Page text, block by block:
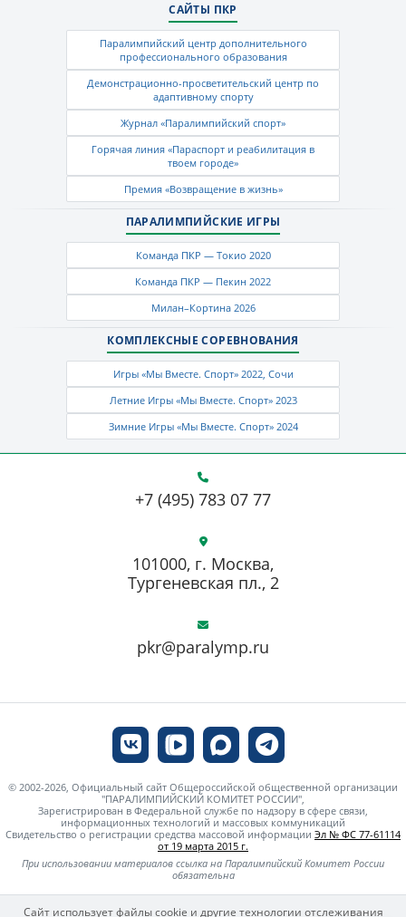
САЙТЫ ПКР
Паралимпийский центр дополнительного
профессионального образования
Демонстрационно-просветительский центр по
адаптивному спорту
Журнал «Паралимпийский спорт»
Горячая линия «Параспорт и реабилитация в
твоем городе»
Премия «Возвращение в жизнь»
ПАРАЛИМПИЙСКИЕ ИГРЫ
Команда ПКР — Токио 2020
Команда ПКР — Пекин 2022
Милан–Кортина 2026
КОМПЛЕКСНЫЕ СОРЕВНОВАНИЯ
Игры «Мы Вместе. Спорт» 2022, Сочи
Летние Игры «Мы Вместе. Спорт» 2023
Зимние Игры «Мы Вместе. Спорт» 2024
+7 (495) 783 07 77
pkr@paralymp.ru
101000, г. Москва,
Тургеневская пл., 2
© 2002-2026, Официальный сайт Общероссийской общественной организации
"ПАРАЛИМПИЙСКИЙ КОМИТЕТ РОССИИ",
Зарегистрирован в Федеральной службе по надзору в сфере связи,
информационных технологий и массовых коммуникаций
Свидетельство о регистрации средства массовой информации Эл № ФС 77-61114
от 19 марта 2015 г.
При использовании материалов ссылка на Паралимпийский Комитет России
обязательна
Сайт использует файлы cookie и другие технологии отслеживания